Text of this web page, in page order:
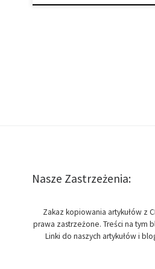
Nasze Zastrzeżenia:
Zakaz kopiowania artykułów z
prawa zastrzeżone. Treści na tym
Linki do naszych artykułów i